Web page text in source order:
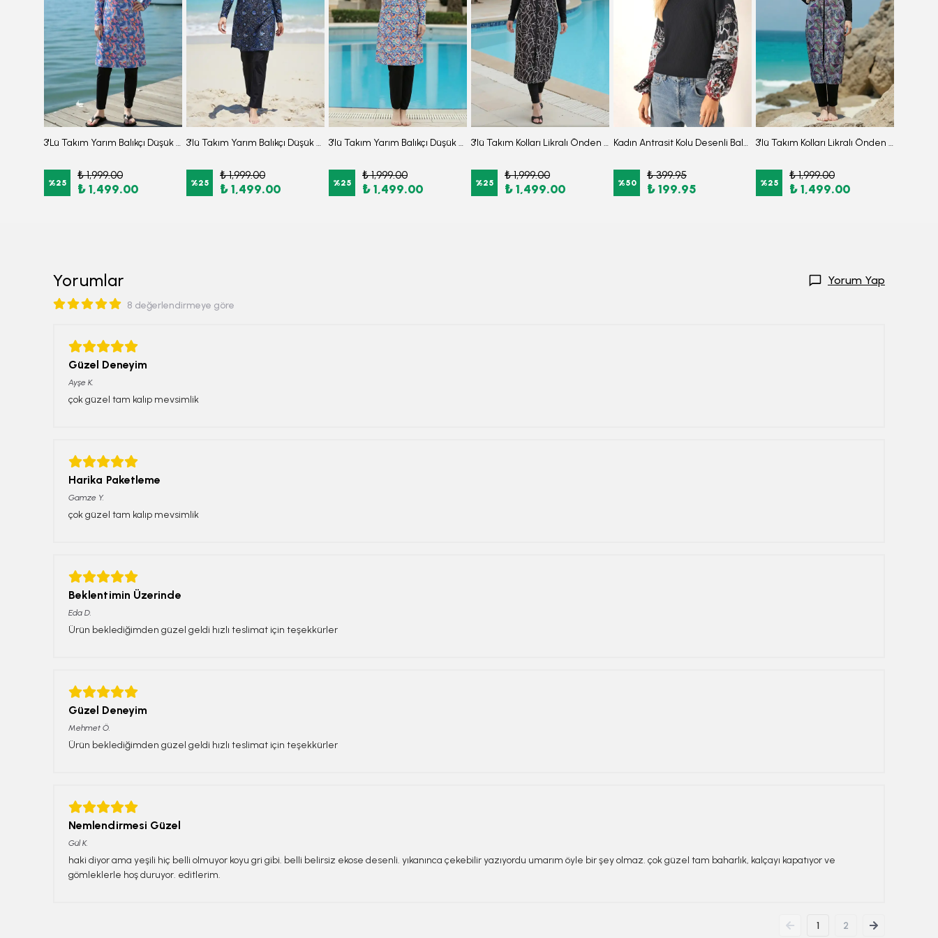
3'Lü Takım Yarım Balıkçı Düşük Omuz Yarasakol Likralı Kumaş Burkini Tesettür Mayo D48
%25
₺ 1,999.00
₺ 1,499.00
3'lü Takım Yarım Balıkçı Düşük Omuz Yarasakol Likralı Kumaş Burkini Tesettür Mayo D32
%25
₺ 1,999.00
₺ 1,499.00
3'lü Takım Yarım Balıkçı Düşük Omuz Yarasakol Likralı Kumaş Burkini Tesettür Mayo D49
%25
₺ 1,999.00
₺ 1,499.00
3'lü Takım Kolları Likralı Önden Fermuarlı Yırtmaçlı Maksi Burkini Tesettür Mayo D26
%25
₺ 1,999.00
₺ 1,499.00
Kadın Antrasit Kolu Desenli Balonlu Triko Kazak ARM-20K081001
%50
₺ 399.95
₺ 199.95
3'lü Takım Kolları Likralı Önden Fermuarlı Yırtmaçlı Maksi Burkini Tesettür Mayo D27
%25
₺ 1,999.00
₺ 1,499.00
Yorumlar Yorum Yap
8 değerlendirmeye göre
Güzel Deneyim
Ayşe K.
çok güzel tam kalıp mevsimlik
Harika Paketleme
Gamze Y.
çok güzel tam kalıp mevsimlik
Beklentimin Üzerinde
Eda D.
Ürün beklediğimden güzel geldi hızlı teslimat için teşekkürler
Güzel Deneyim
Mehmet Ö.
Ürün beklediğimden güzel geldi hızlı teslimat için teşekkürler
Nemlendirmesi Güzel
Gül K.
haki diyor ama yeşili hiç belli olmuyor koyu gri gibi. belli belirsiz ekose desenli. yıkanınca çekebilir yazıyordu umarım öyle bir şey olmaz. çok güzel tam baharlık, kalçayı kapatıyor ve
gömleklerle hoş duruyor. editlerim.
1 2